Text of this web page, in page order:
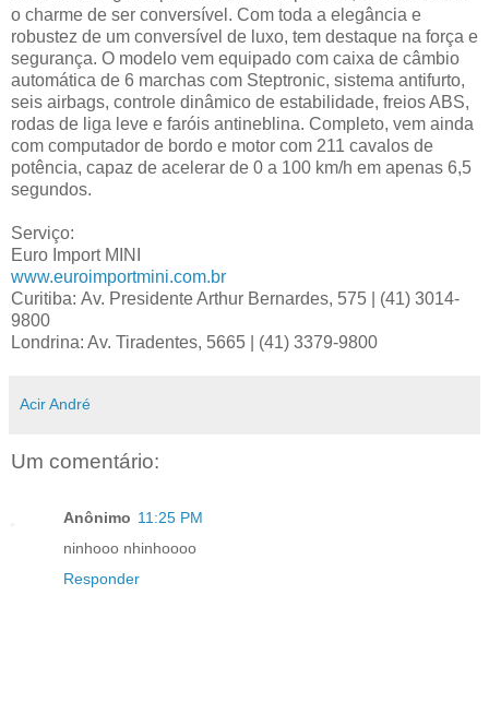
o charme de ser conversível. Com toda a elegância e
robustez de um conversível de luxo, tem destaque na força e
segurança. O modelo vem equipado com caixa de câmbio
automática de 6 marchas com Steptronic, sistema antifurto,
seis airbags, controle dinâmico de estabilidade, freios ABS,
rodas de liga leve e faróis antineblina. Completo, vem ainda
com computador de bordo e motor com 211 cavalos de
potência, capaz de acelerar de 0 a 100 km/h em apenas 6,5
segundos.
Serviço:
Euro Import MINI
www.euroimportmini.com.br
Curitiba: Av. Presidente Arthur Bernardes, 575 | (41) 3014-
9800
Londrina: Av. Tiradentes, 5665 | (41) 3379-9800
Acir André
Um comentário:
Anônimo 11:25 PM
ninhooo nhinhoooo
Responder